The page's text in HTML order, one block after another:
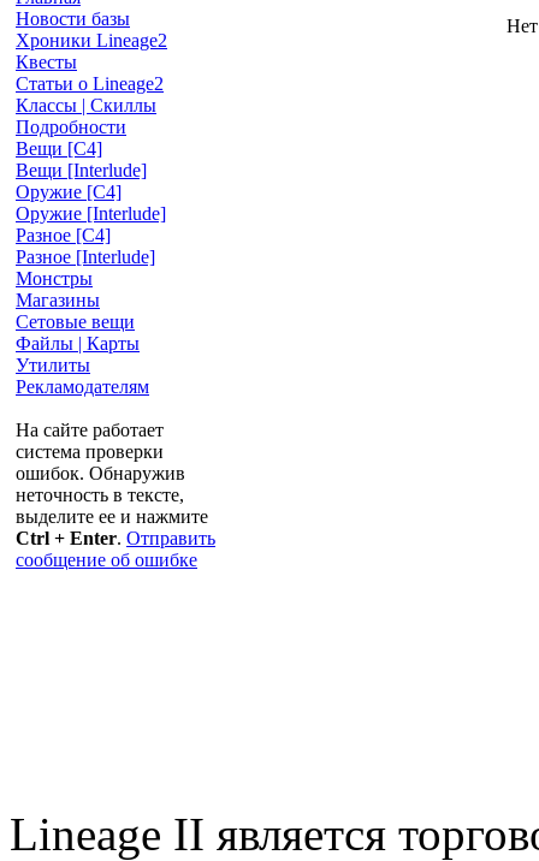
Новости базы
Хроники Lineage2
Квесты
Статьи о Lineage2
Классы | Скиллы
Подробности
Вещи [С4]
Вещи [Interlude]
Оружие [С4]
Оружие [Interlude]
Разное [C4]
Разное [Interlude]
Монстры
Магазины
Сетовые вещи
Файлы | Карты
Утилиты
Рекламодателям
На сайте работает
система проверки
ошибок. Обнаружив
неточность в тексте,
выделите ее и нажмите
Ctrl + Enter. Отправить
сообщение об ошибке
Нет
Lineage II является